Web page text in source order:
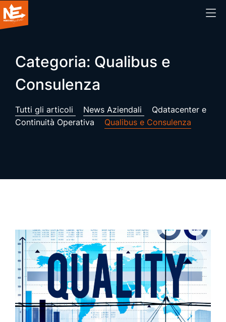
Home
Chi siamo
Cosa facciamo
richiedi una demo
richiedi info
Categoria: Qualibus e
Consulenza
Tutti gli articoli News Aziendali
Qdatacenter e
Continuità Operativa
Qualibus e Consulenza